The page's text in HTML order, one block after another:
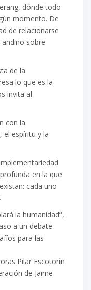
dónde todo
momento. De
de relacionarse
sobre
de la
lo que es la
invita al
con la
el espíritu y la
en la que
cada uno
la humanidad”,
a un debate
para las
Pilar Escotorín
de Jaime